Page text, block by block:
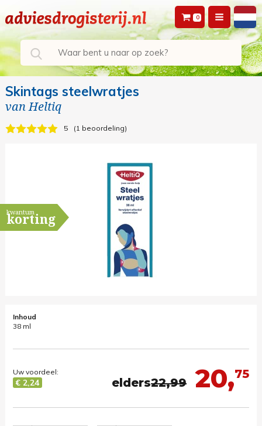
0
Skintags steelwratjes
vanHeltiq
5 1 beoordeling
kwantum
korting
Inhoud
38 ml
20,75
elders22,99
Uw voordeel:
€ 2,24